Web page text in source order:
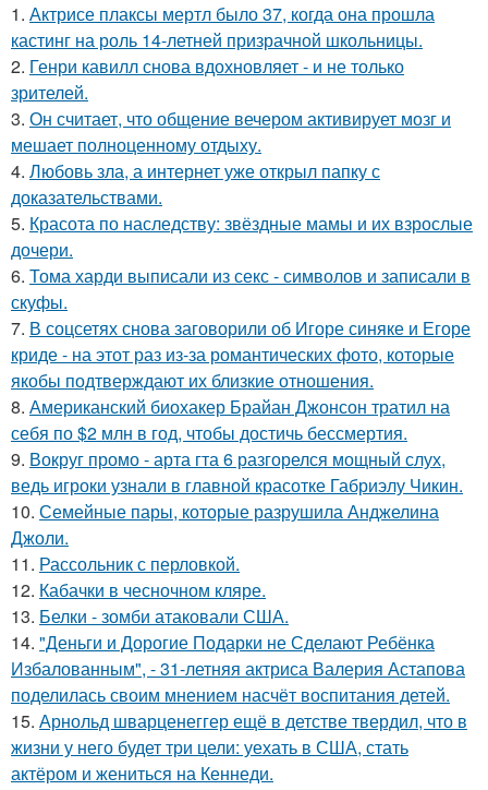
1. Актрисе плаксы мертл было 37, когда она прошла
кастинг на роль 14-летней призрачной школьницы.
2. Генри кавилл снова вдохновляет - и не только
зрителей.
3. Он считает, что общение вечером активирует мозг и
мешает полноценному отдыху.
4. Любовь зла, а интернет уже открыл папку с
доказательствами.
5. Красота по наследству: звёздные мамы и их взрослые
дочери.
6. Тома харди выписали из секс - символов и записали в
скуфы.
7. В соцсетях снова заговорили об Игоре синяке и Егоре
криде - на этот раз из-за романтических фото, которые
якобы подтверждают их близкие отношения.
8. Американский биохакер Брайан Джонсон тратил на
себя по $2 млн в год, чтобы достичь бессмертия.
9. Вокруг промо - арта гта 6 разгорелся мощный слух,
ведь игроки узнали в главной красотке Габриэлу Чикин.
10. Семейные пары, которые разрушила Анджелина
Джоли.
11. Рассольник с перловкой.
12. Кабачки в чесночном кляре.
13. Белки - зомби атаковали США.
14. "Деньги и Дорогие Подарки не Сделают Ребёнка
Избалованным", - 31-летняя актриса Валерия Астапова
поделилась своим мнением насчёт воспитания детей.
15. Арнольд шварценеггер ещё в детстве твердил, что в
жизни у него будет три цели: уехать в США, стать
актёром и жениться на Кеннеди.